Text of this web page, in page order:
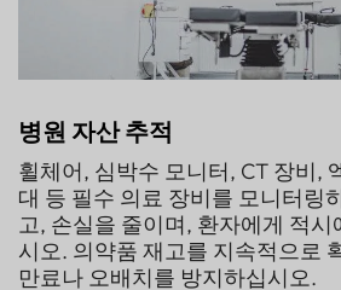
병원 자산 추적
휠체어, 심박수 모니터, CT 장비,
대 등 필수 의료 장비를 모니터링
고, 손실을 줄이며, 환자에게 적시
시오. 의약품 재고를 지속적으로
만료나 오배치를 방지하십시오.